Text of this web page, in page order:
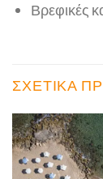
Βρεφικές
ΣΧΕΤΙΚΆ